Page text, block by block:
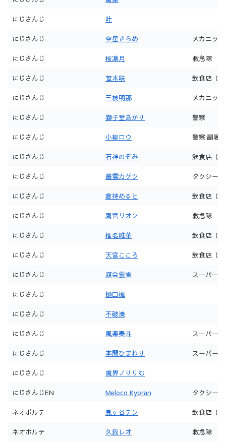
にじさんじ 叶
にじさんじ 空星きらめ メカニック
にじさんじ 桜凛月 救急隊
にじさんじ 笹木咲 飲食店（
にじさんじ 三枝明那 メカニッ
にじさんじ 獅子堂あかり 警察
にじさんじ 小柳ロウ 警察:副署長
にじさんじ 石神のぞみ 飲食店（
にじさんじ 叢雲カゲツ タクシー
にじさんじ 倉持めると 飲食店（
にじさんじ 鷹宮リオン 救急隊
にじさんじ 椎名唯華 飲食店（
にじさんじ 天宮こころ 飲食店（
にじさんじ 渡会雲雀 スーパー
にじさんじ 樋口楓
にじさんじ 不破湊
にじさんじ 風楽奏斗 スーパー
にじさんじ 本間ひまわり スーパー
にじさんじ 魔界ノりりむ
にじさんじEN Meloco Kyoran タクシー
ネオポルテ 鬼ヶ谷テン 飲食店（
ネオポルテ 久我レオ 救急隊